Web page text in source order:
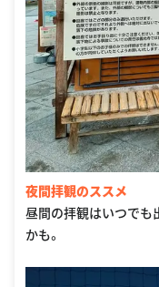
夜間拝観のススメ
昼間の拝観はいつでも
かも。